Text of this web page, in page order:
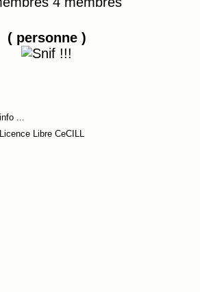
( personne )
Licence Libre CeCILL